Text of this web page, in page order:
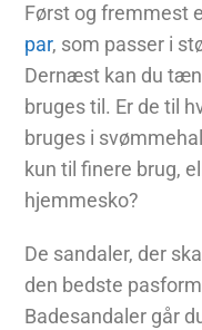
Først og fremmest
par, som passer i
Dernæst kan du
bruges til. Er de til
bruges i
kun til finere brug,
hjemmesko?
De sandaler, der
den bedste
Badesandaler går